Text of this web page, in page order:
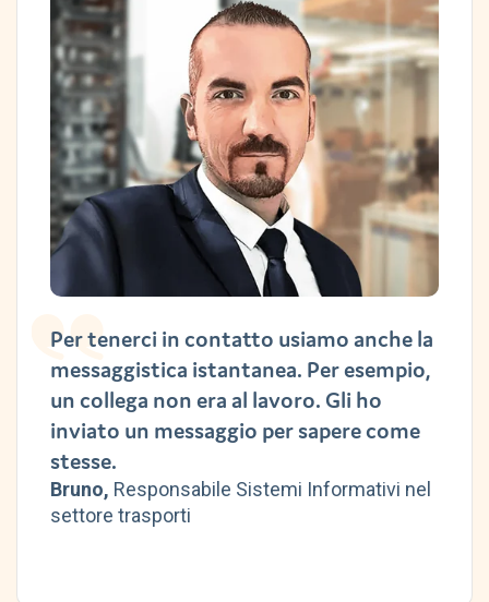
Per tenerci in contatto usiamo anche la
messaggistica istantanea. Per esempio,
un collega non era al lavoro. Gli ho
inviato un messaggio per sapere come
stesse.
Bruno, Responsabile Sistemi Informativi nel
settore trasporti